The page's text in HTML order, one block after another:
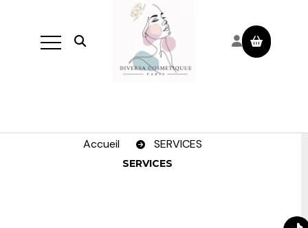
Ouvrir la recherche
Accueil SERVICES
SERVICES
Panneau de gestion des cookies